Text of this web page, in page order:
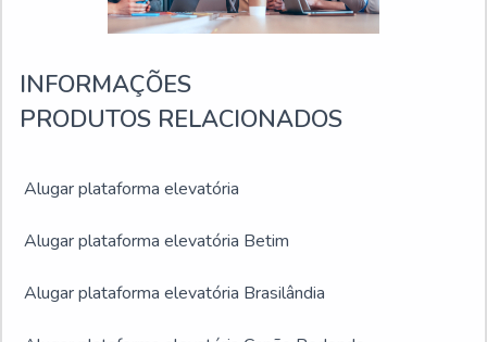
INFORMAÇÕES
PRODUTOS RELACIONADOS
Alugar plataforma elevatória
Alugar plataforma elevatória Betim
Alugar plataforma elevatória Brasilândia